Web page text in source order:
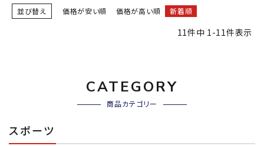
並び替え 価格が安い順 価格が高い順 新着順
11件中 1-11件表示
CATEGORY
商品カテゴリー
スポーツ